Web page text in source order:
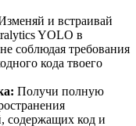
и встраивай
YOLO в
соблюдая требования
кода твоего
Получи полную
содержащих код и